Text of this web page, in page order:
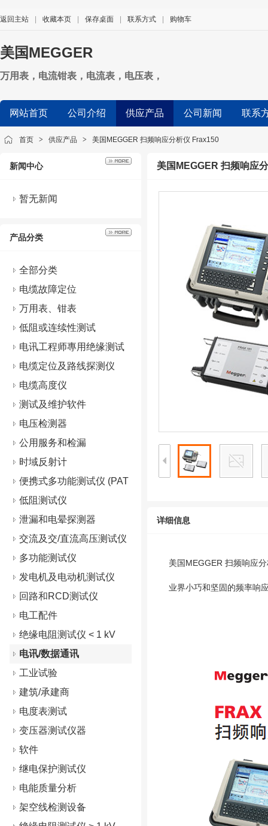
返回主站 收藏本页 保存桌面 联系方式 购物车
美国MEGGER
万用表，电流钳表，电流表，电压表，
网站首页 公司介绍 供应产品 公司新闻 联系
首页 > 供应产品 > 美国MEGGER 扫频响应分析仪 Frax150
新闻中心
暂无新闻
产品分类
全部分类
电缆故障定位
万用表、钳表
低阻或连续性测试
电讯工程师專用绝缘测试
仪
电缆定位及路线探测仪
电缆高度仪
测试及维护软件
电压检测器
公用服务和检漏
时域反射计
便携式多功能测试仪 (PAT
s)
低阻测试仪
泄漏和电晕探测器
交流及交/直流高压测试仪
多功能测试仪
发电机及电动机测试仪
回路和RCD测试仪
电工配件
绝缘电阻测试仪 < 1 kV
电讯/数据通讯
工业试验
建筑/承建商
电度表测试
变压器测试仪器
软件
继电保护测试仪
电能质量分析
架空线检测设备
美国MEGGER 扫频响应
详细信息
美国MEGGER 扫频响应
业界小巧和坚固的频率响